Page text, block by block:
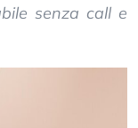
senza call e